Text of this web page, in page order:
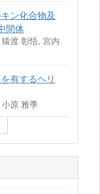
ン化合物及
間体
渡 彰悟, 宮内
有するヘリ
原 雅季